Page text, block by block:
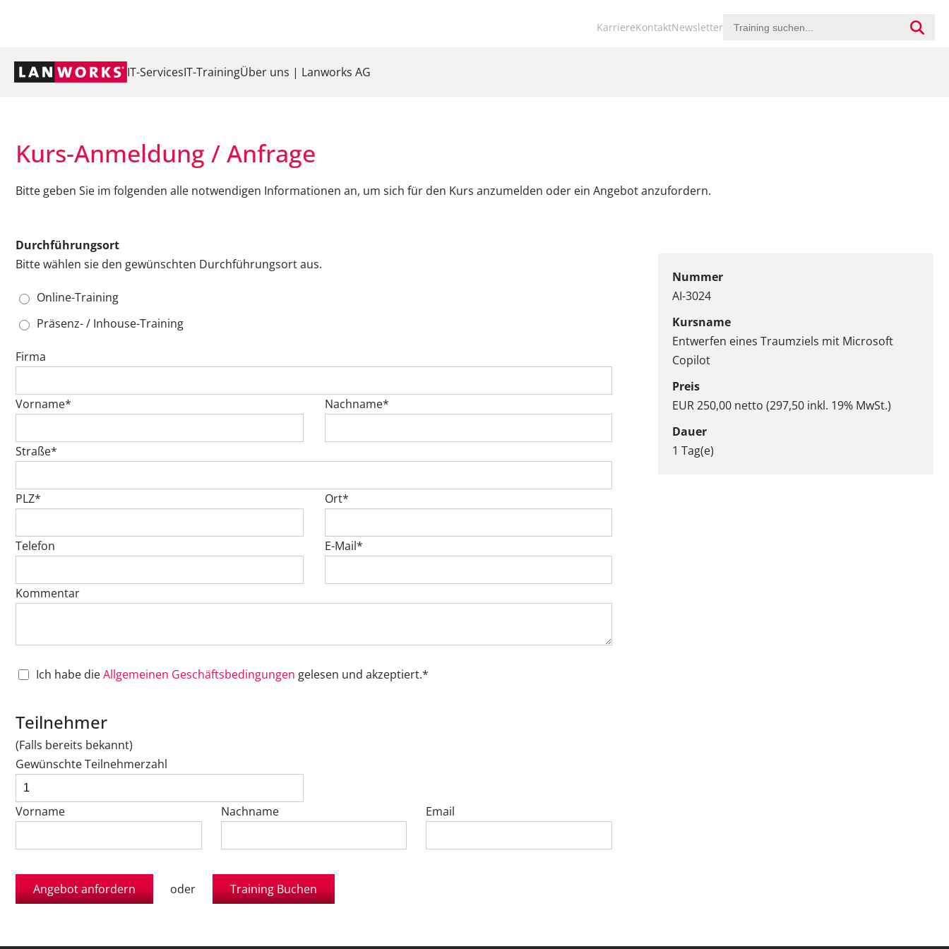
Navigation
KarriereKontaktNewsletter
überspringen
IT-ServicesIT-TrainingÜber uns | Lanworks AG
Kurs-Anmeldung / Anfrage
Bitte geben Sie im folgenden alle notwendigen Informationen an, um sich für den Kurs anzumelden oder ein Angebot anzufordern.
Durchführungsort
Bitte wählen sie den gewünschten Durchführungsort aus.
Online-Training
Präsenz- / Inhouse-Training
Firma
Vorname* Nachname*
Straße*
PLZ* Ort*
Telefon E-Mail*
Kommentar
Ich habe dieAllgemeinen Geschäftsbedingungen gelesen und akzeptiert.*
Teilnehmer
(Falls bereits bekannt)
Gewünschte Teilnehmerzahl
Vorname Nachname Email
oder
Nummer
AI-3024
Kursname
Entwerfen eines Traumziels mit Microsoft
Copilot
Preis
EUR 250,00 netto (297,50 inkl. 19% MwSt.)
Dauer
1 Tag(e)